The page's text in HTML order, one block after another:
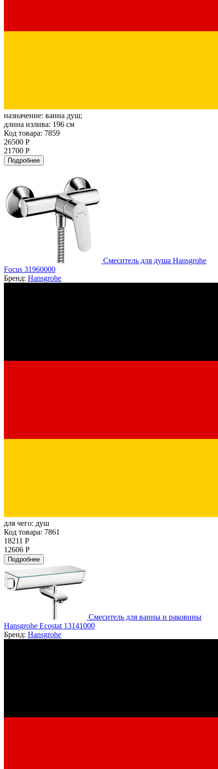
назначение: ванна душ;
длина излива: 196 см
Код товара: 7859
26500 Р
21700 Р
Подробнее
Смеситель для душа Hansgrohe
Focus 31960000
Бренд: Hansgrohe
для чего: душ
Код товара: 7861
18211 Р
12606 Р
Подробнее
Смеситель для ванны и раковины
Hansgrohe Ecostat 13141000
Бренд: Hansgrohe